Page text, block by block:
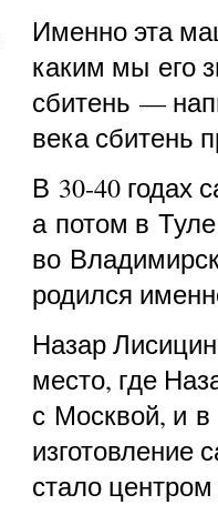
Именно эта
каким мы его
сбитень —
века сбитень
В 30-40 годах
а потом в
во
родился
Назар
место, где
с Москвой, и в
изготовление
стало